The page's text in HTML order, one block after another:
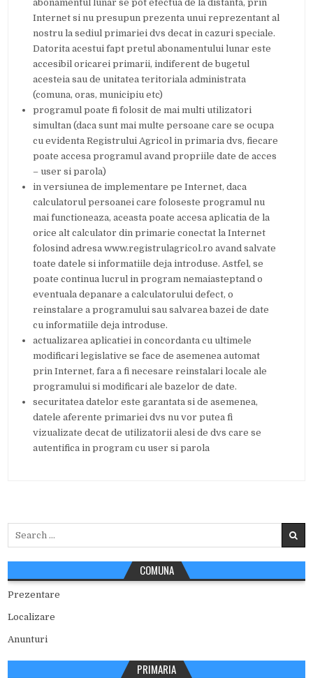
abonamentul lunar se pot efectua de la distanta, prin
Internet si nu presupun prezenta unui reprezentant al
nostru la sediul primariei dvs decat in cazuri speciale.
Datorita acestui fapt pretul abonamentului lunar este
accesibil oricarei primarii, indiferent de bugetul
acesteia sau de unitatea teritoriala administrata
(comuna, oras, municipiu etc)
programul poate fi folosit de mai multi utilizatori
simultan (daca sunt mai multe persoane care se ocupa
cu evidenta Registrului Agricol in primaria dvs, fiecare
poate accesa programul avand propriile date de acces
– user si parola)
in versiunea de implementare pe Internet, daca
calculatorul persoanei care foloseste programul nu
mai functioneaza, aceasta poate accesa aplicatia de la
orice alt calculator din primarie conectat la Internet
folosind adresa www.registrulagricol.ro avand salvate
toate datele si informatiile deja introduse. Astfel, se
poate continua lucrul in program nemaiasteptand o
eventuala depanare a calculatorului defect, o
reinstalare a programului sau salvarea bazei de date
cu informatiile deja introduse.
actualizarea aplicatiei in concordanta cu ultimele
modificari legislative se face de asemenea automat
prin Internet, fara a fi necesare reinstalari locale ale
programului si modificari ale bazelor de date.
securitatea datelor este garantata si de asemenea,
datele aferente primariei dvs nu vor putea fi
vizualizate decat de utilizatorii alesi de dvs care se
autentifica in program cu user si parola
COMUNA
Prezentare
Localizare
Anunturi
PRIMARIA